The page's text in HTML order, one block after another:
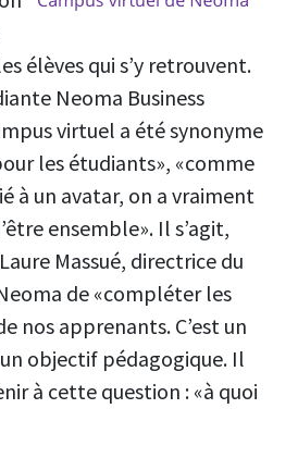
élèves qui s’y retrouvent.
Neoma Business
virtuel a été synonyme
les étudiants», «comme
à un avatar, on a vraiment
ensemble». Il s’agit,
Massué, directrice du
de «compléter les
nos apprenants. C’est un
objectif pédagogique. Il
à cette question : «à quoi